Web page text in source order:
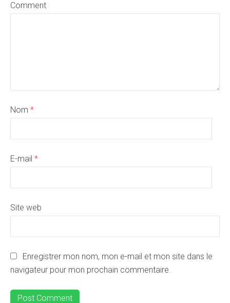
Comment
Nom *
E-mail *
Site web
Enregistrer mon nom, mon e-mail et mon site dans le
navigateur pour mon prochain commentaire.